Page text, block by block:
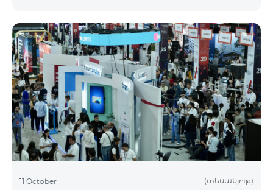
ժամանակակից լուծումներ յուրաքանչյուր տան
համար, որը հասանելի կլինի Վարդենիս և
Գավառ քաղաքներում մինչև 15․11․2025
ներառյալ։Ի՞նչ է ներառում Ամրակցված ցանցի
ԿՈՍՄՈ 3 TV փաթեթը․ Ինտերնետ. Մինչև 50 Մբիթ/
վ արագություն։ TV. Մինչև 80 TV ալիք՝ TeamTv
Smart հավելվածով Ֆիքսված հեռախոսակապ.
180 րոպե դեպի Team ֆիքսված ցանց։ Սույն
սակագնային փաթեթում ներառվա
11 October (տեսանյութ)